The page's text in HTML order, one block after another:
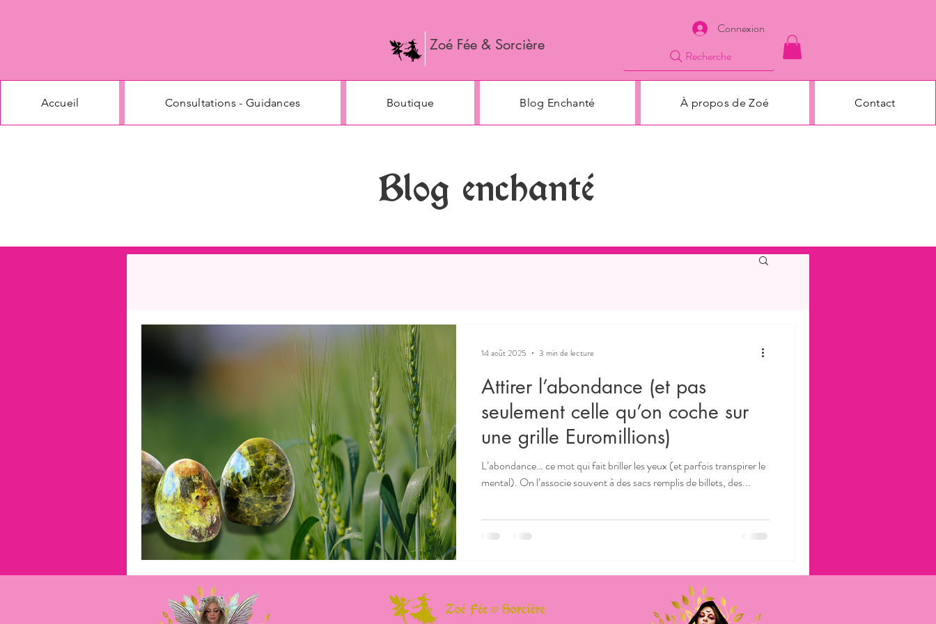
Zoé Fée & Sorcière
Connexion
Recherche
Accueil Consultations - Guidances Boutique Blog Enchanté À propos de Zoé Contact
Blog enchanté
Attirer l’abondance (et pas
seulement celle qu’on coche sur
une grille Euromillions)
L’abondance… ce mot qui fait briller les yeux (et parfois transpirer le
mental). On l’associe souvent à des sacs remplis de billets, des...
14 août 2025 3 min de lecture